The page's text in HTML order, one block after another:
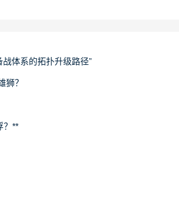
体系的拓扑升级路径”
狮？
？**